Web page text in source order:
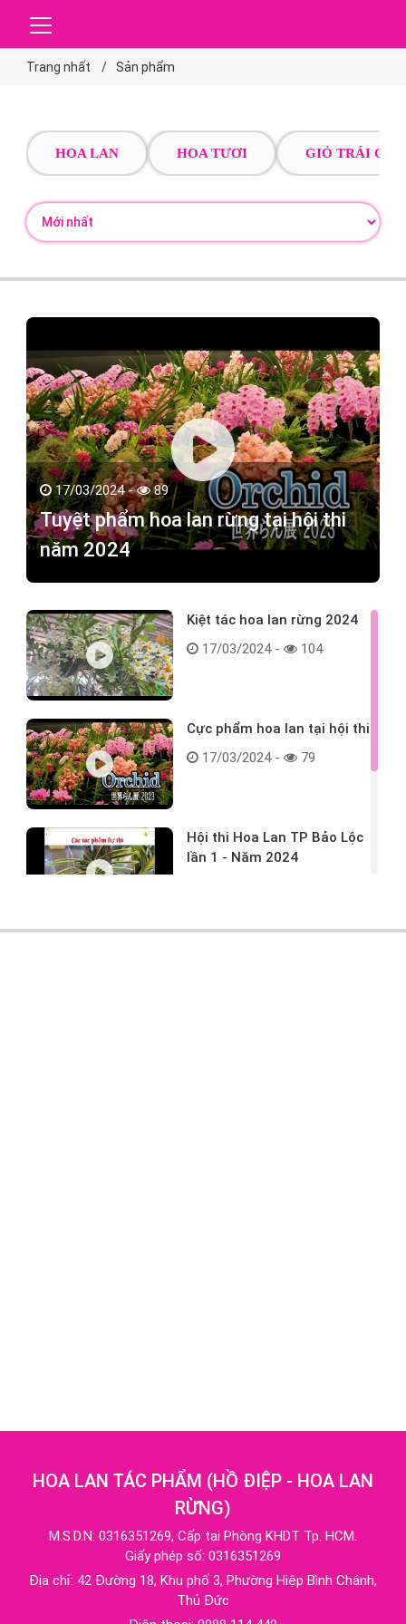
Trang nhất Sản phẩm
HOA LAN HOA TƯƠI GIỎ TRÁI CÂY
17/03/2024 - 89
Tuyệt phẩm hoa lan rừng tại hội thi
năm 2024
Kiệt tác hoa lan rừng 2024
17/03/2024 -
104
Cực phẩm hoa lan tại hội thi
17/03/2024 -
79
Hội thi Hoa Lan TP Bảo Lộc
lần 1 - Năm 2024
HOA LAN TÁC PHẨM (HỒ ĐIỆP - HOA LAN
RỪNG)
M.S.D.N: 0316351269, Cấp tại Phòng KHDT Tp. HCM.
Giấy phép số: 0316351269
Địa chỉ: 42 Đường 18, Khu phố 3, Phường Hiệp Bình Chánh,
Thủ Đức